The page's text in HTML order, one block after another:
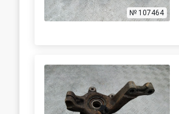
№ 107464